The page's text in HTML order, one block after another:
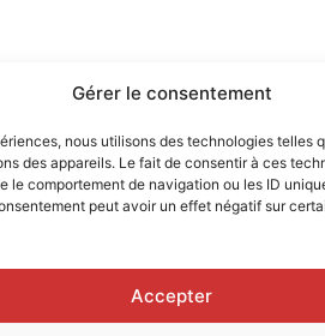
Gérer le consentement
nous utilisons des technologies telles
des appareils. Le fait de consentir à ces
le comportement de navigation ou les ID
peut avoir un effet négatif sur
Accepter